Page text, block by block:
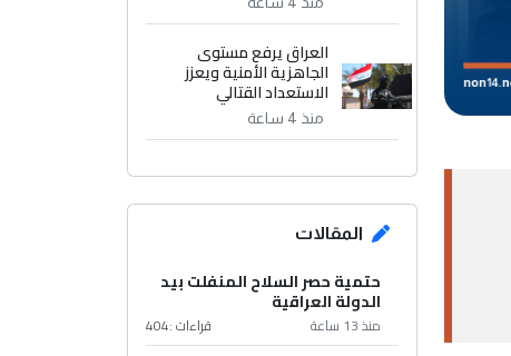
العراق يرفع مستوى
الجاهزية الأمنية ويعزز
الاستعداد القتالي
منذ 4 ساعة
المقالات
حتمية حصر السلاح المنفلت بيد
الدولة العراقية
منذ 13 ساعة قراءات :404